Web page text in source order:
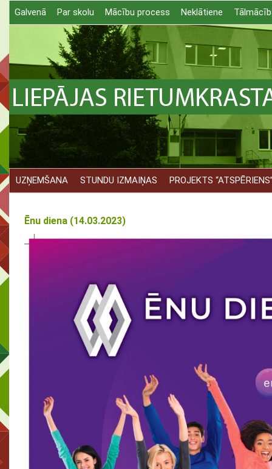
Galvenā Par skolu Mācību process Neklātiene
UZŅEMŠANA STUNDU IZMAIŅAS PROJEKTS
Ēnu diena (14.03.2023)